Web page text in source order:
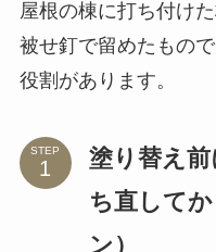
屋根の棟に打ち付け
被せ釘で留めたもの
役割があります。
STEP
塗り替え
ち直して
ン）